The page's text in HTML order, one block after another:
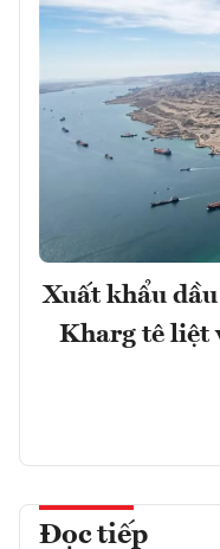
Xuất khẩu
Kharg tê liệt
Đọc tiếp